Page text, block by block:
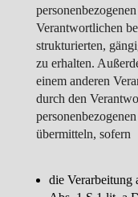
Verantwortlichen
strukturierten,
zu erhalten.
einem anderen
durch den
übermitteln, sofern
die